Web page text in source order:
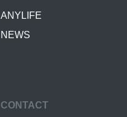
ANYLIFE
NEWS
CONTACT